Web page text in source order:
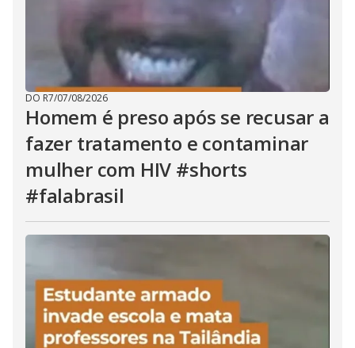
DO R7/07/08/2026
Homem é preso após se recusar a
fazer tratamento e contaminar
mulher com HIV #shorts
#falabrasil